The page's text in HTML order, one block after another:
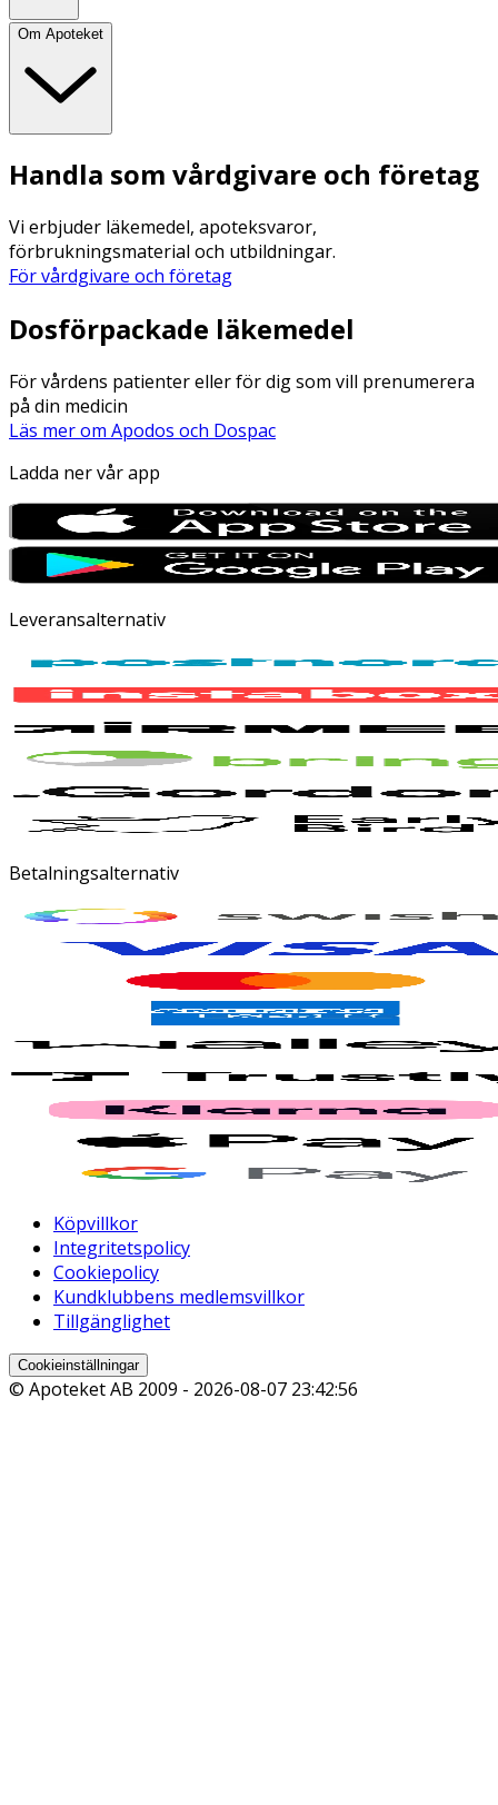
Om Apoteket
Handla som vårdgivare och företag
Vi erbjuder läkemedel, apoteksvaror,
förbrukningsmaterial och utbildningar.
För vårdgivare och företag
Dosförpackade läkemedel
För vårdens patienter eller för dig som vill prenumerera
på din medicin
Läs mer om Apodos och Dospac
Ladda ner vår app
Leveransalternativ
Betalningsalternativ
Köpvillkor
Integritetspolicy
Cookiepolicy
Kundklubbens medlemsvillkor
Tillgänglighet
Cookieinställningar
© Apoteket AB 2009 - 2026-08-07 23:42:56